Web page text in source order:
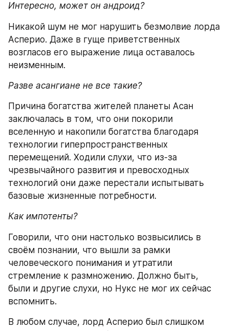
Интересно, может он андроид?
Никакой шум не мог нарушить безмолвие лорда
Асперио. Даже в гуще приветственных
возгласов его выражение лица оставалось
неизменным.
Разве асангиане не все такие?
Причина богатства жителей планеты Асан
заключалась в том, что они покорили
вселенную и накопили богатства благодаря
технологии гиперпространственных
перемещений. Ходили слухи, что из-за
чрезвычайного развития и превосходных
технологий они даже перестали испытывать
базовые жизненные потребности.
Как импотенты?
Говорили, что они настолько возвысились в
своём познании, что вышли за рамки
человеческого понимания и утратили
стремление к размножению. Должно быть,
были и другие слухи, но Нукс не мог их сейчас
вспомнить.
В любом случае, лорд Асперио был слишком